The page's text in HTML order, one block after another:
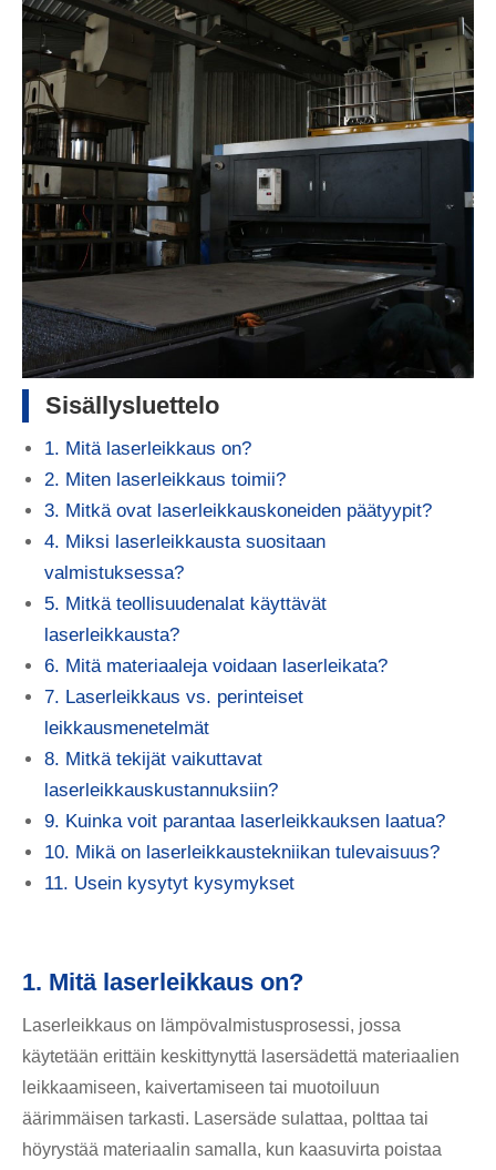
Sisällysluettelo
1. Mitä laserleikkaus on?
2. Miten laserleikkaus toimii?
3. Mitkä ovat laserleikkauskoneiden päätyypit?
4. Miksi laserleikkausta suositaan
valmistuksessa?
5. Mitkä teollisuudenalat käyttävät
laserleikkausta?
6. Mitä materiaaleja voidaan laserleikata?
7. Laserleikkaus vs. perinteiset
leikkausmenetelmät
8. Mitkä tekijät vaikuttavat
laserleikkauskustannuksiin?
9. Kuinka voit parantaa laserleikkauksen laatua?
10. Mikä on laserleikkaustekniikan tulevaisuus?
11. Usein kysytyt kysymykset
1. Mitä laserleikkaus on?
Laserleikkaus on lämpövalmistusprosessi, jossa
käytetään erittäin keskittynyttä lasersädettä materiaalien
leikkaamiseen, kaivertamiseen tai muotoiluun
äärimmäisen tarkasti. Lasersäde sulattaa, polttaa tai
höyrystää materiaalin samalla, kun kaasuvirta poistaa